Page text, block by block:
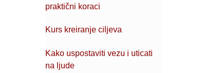
praktični koraci
Kurs kreiranje ciljeva
Kako uspostaviti vezu i uticati
na ljude